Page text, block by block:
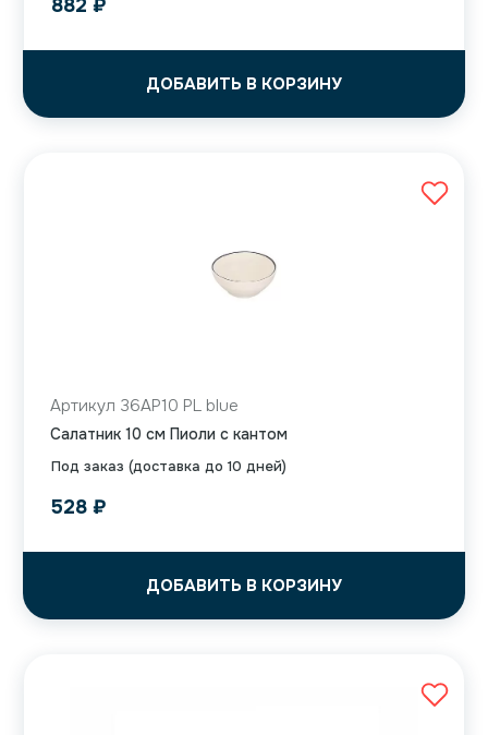
882 ₽
ДОБАВИТЬ В КОРЗИНУ
Под заказ (доставка до 10 дней)
Артикул 36AP10 PL blue
Салатник 10 см Пиоли с кантом
528 ₽
ДОБАВИТЬ В КОРЗИНУ